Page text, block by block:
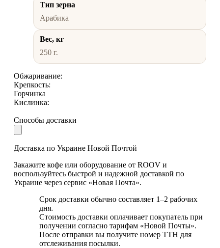
Тип зерна
Арабика
Вес, кг
250 г.
Обжаривание:
Крепкость:
Горчинка
Кислинка:
Способы доставки
Доставка по Украине Новой Почтой
Закажите кофе или оборудование от ROOV и
воспользуйтесь быстрой и надежной доставкой по
Украине через сервис «Новая Почта».
Срок доставки обычно составляет 1–2 рабочих
дня.
Стоимость доставки оплачивает покупатель при
получении согласно тарифам «Новой Почты».
После отправки вы получите номер ТТН для
отслеживания посылки.